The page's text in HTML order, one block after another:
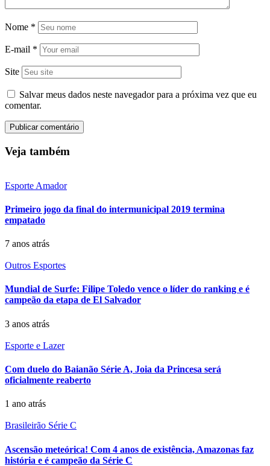
Nome *
E-mail *
Site
Salvar meus dados neste navegador para a próxima vez que eu
comentar.
Veja também
Esporte Amador
Primeiro jogo da final do intermunicipal 2019 termina
empatado
7 anos atrás
Outros Esportes
Mundial de Surfe: Filipe Toledo vence o líder do ranking e é
campeão da etapa de El Salvador
3 anos atrás
Esporte e Lazer
Com duelo do Baianão Série A, Joia da Princesa será
oficialmente reaberto
1 ano atrás
Brasileirão Série C
Ascensão meteórica! Com 4 anos de existência, Amazonas faz
história e é campeão da Série C